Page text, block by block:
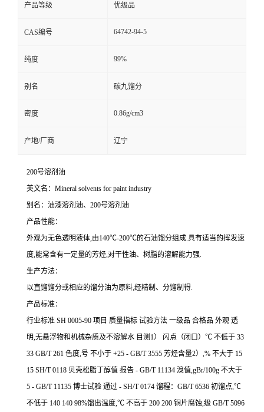
产品等级 优级品
CAS编号 64742-94-5
纯度 99%
别名 碳九馏分
密度 0.86g/cm3
产地/厂商 辽宁
200号溶剂油
英文名：Mineral solvents for paint industry
别名：油漆溶剂油、200号溶剂油
产品性能：
外观为无色透明液体,由140℃-200℃的石油馏分组成.具有适当的挥发速
度 ,能常含有一定量的芳烃,对干性油、树脂的溶解能力强.
生产方法：
以直馏馏分或相应的馏分油为原料,经精制、分馏制得.
产品标准：
行业标准 SH 0005-90 项目 质量指标 试验方法 一级品 合格品 外观 透
明,无悬浮物和机械杂质及不溶解水 目测1） 闪点（闭口）℃ 不低于 33
33 GB/T 261 色度,号 不小于 +25 - GB/T 3555 芳烃含量2）,% 不大于 15
15 SH/T 0118 贝壳松脂丁醇值 报告 - GB/T 11134 溴值,gBr/100g 不大于
5 - GB/T 11135 博士试验 通过 - SH/T 0174 馏程：GB/T 6536 初馏点,℃
不低于 140 140 98%馏出温度,℃ 不高于 200 200 铜片腐蚀,级 GB/T 5096